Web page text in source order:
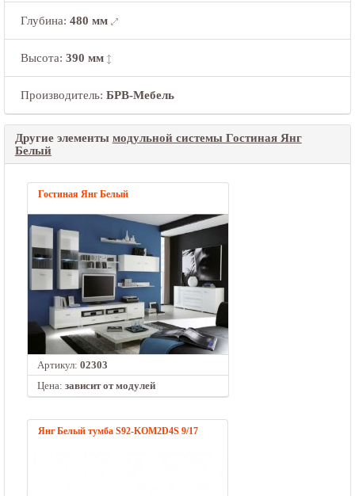
Глубина: 480 мм
Высота: 390 мм
Производитель: БРВ-Мебель
Другие элементы модульной системы Гостиная Янг
Белый
Гостиная Янг Белый
Артикул: 02303
Цена: зависит от модулей
Янг Белый тумба S92-KOM2D4S 9/17